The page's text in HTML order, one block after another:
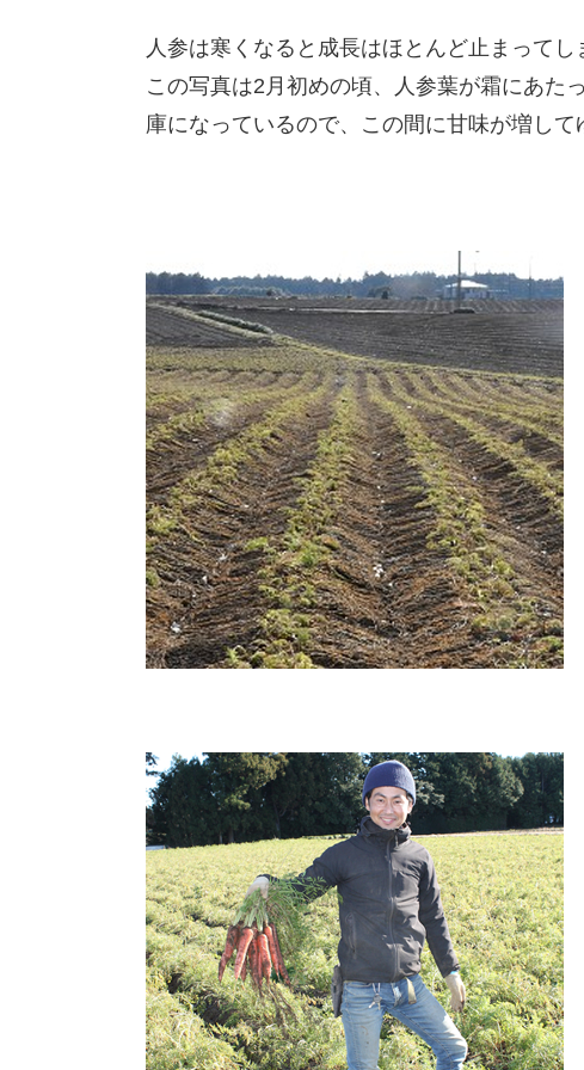
人参は寒くなると成長はほとんど止まって
この写真は2月初めの頃、人参葉が霜にあた
庫になっているので、この間に甘味が増して